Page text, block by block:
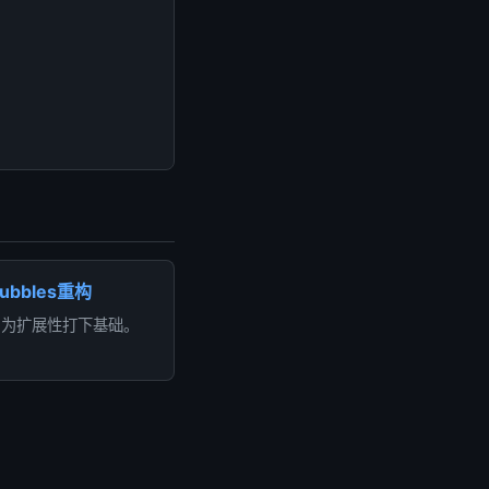
重构
扩展性打下基础。